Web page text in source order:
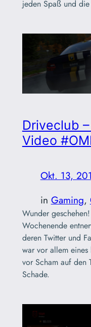
jeden Spaß und
Driveclub
Video
Okt. 13,
in Gaming,
Wunder
Wochenende
deren Twitter und
war vor allem
vor Scham auf den
Schade.